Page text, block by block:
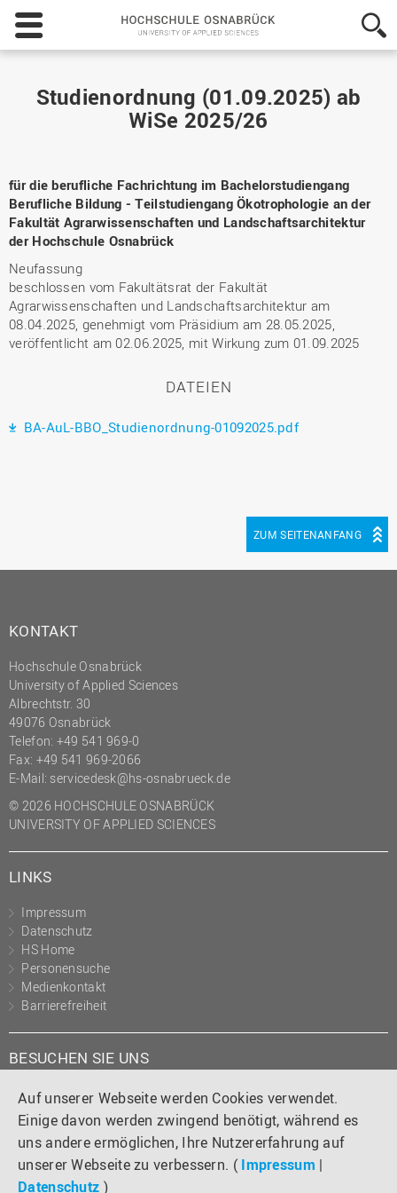
Auf unserer Webseite werden Cookies verwendet.
Einige davon werden zwingend benötigt, während es
uns andere ermöglichen, Ihre Nutzererfahrung auf
unserer Webseite zu verbessern. ( Impressum |
Datenschutz )
Hochschule
Osnabrück
-
of
Applied
Studienordnung (01.09.2025) ab
WiSe 2025/26
für die berufliche Fachrichtung im Bachelorstudiengang
Berufliche Bildung - Teilstudiengang Ökotrophologie an der
Fakultät Agrarwissenschaften und Landschaftsarchitektur
der Hochschule Osnabrück
Neufassung
beschlossen vom Fakultätsrat der Fakultät
Agrarwissenschaften und Landschaftsarchitektur am
08.04.2025, genehmigt vom Präsidium am 28.05.2025,
veröffentlicht am 02.06.2025, mit Wirkung zum 01.09.2025
DATEIEN
BA-AuL-BBO_Studienordnung-01092025.pdf
ZUM SEITENANFANG
KONTAKT
Hochschule Osnabrück
University of Applied Sciences
Albrechtstr. 30
49076 Osnabrück
Telefon: +49 541 969-0
Fax: +49 541 969-2066
E-Mail: servicedesk@hs-osnabrueck.de
© 2026 HOCHSCHULE OSNABRÜCK
UNIVERSITY OF APPLIED SCIENCES
LINKS
Impressum
Datenschutz
HS Home
Personensuche
Medienkontakt
Barrierefreiheit
BESUCHEN SIE UNS
Instagram
TiktokLinkedIn
YouTube
Facebook